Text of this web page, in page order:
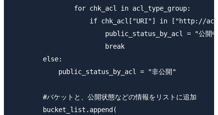
                for chk_acl in acl_type_group:
if chk_acl["URI"] in ["http://
public_status_by_acl = "公開
                        break
        else:
            public_status_by_acl = "非公開"
        #バケットと、公開状態などの情報をリストに追加
        bucket_list.append(